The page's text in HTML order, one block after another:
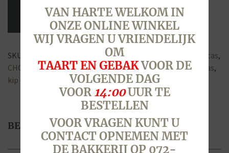
SKU: Pasen - 5 & 6 april 2026 cadeau tas,
CHOCO
chocola,chocolade,cinnamon rolls,ei, gevulde tas,
kip cake
Paas cadeau
BESCHRIJVING
VAN HARTE WELKOM IN
ONZE ONLINE WINKEL
WIJ VRAGEN U VRIENDELIJK
OM
TAART EN GEBAKVOOR DE
VOLGENDE DAG
VOOR 14:00UUR TE
BESTELLEN
VOOR VRAGEN KUNT U
CONTACT OPNEMEN MET
DE BAKKERIJ OP 072-